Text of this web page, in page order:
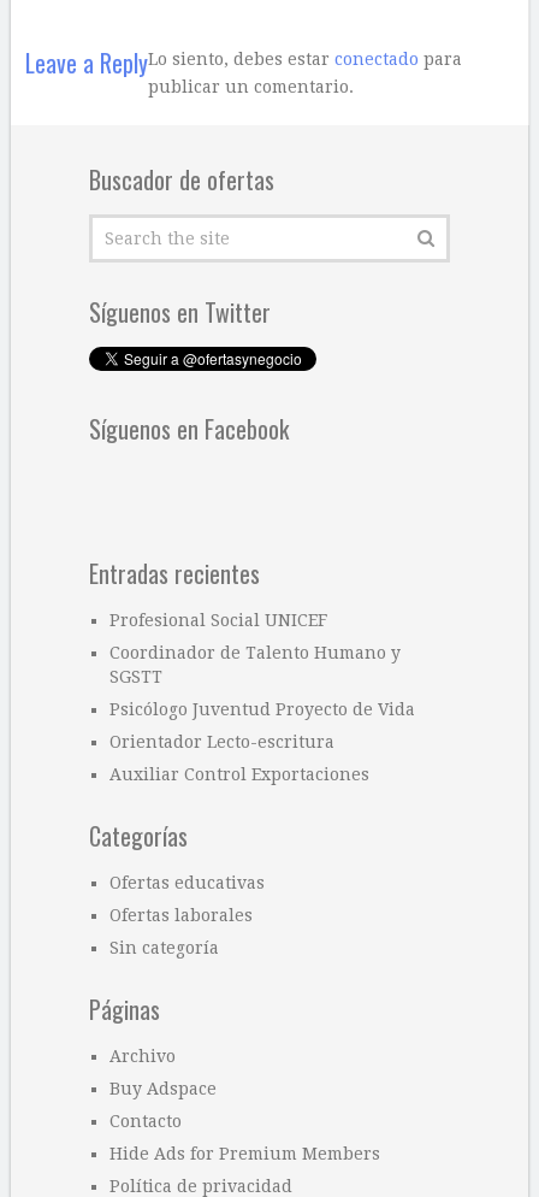
Leave a ReplyLo siento, debes estar conectado para
publicar un comentario.
Buscador de ofertas
Síguenos en Twitter
Síguenos en Facebook
Entradas recientes
Profesional Social UNICEF
Coordinador de Talento Humano y
SGSTT
Psicólogo Juventud Proyecto de Vida
Orientador Lecto-escritura
Auxiliar Control Exportaciones
Categorías
Ofertas educativas
Ofertas laborales
Sin categoría
Páginas
Archivo
Buy Adspace
Contacto
Hide Ads for Premium Members
Política de privacidad